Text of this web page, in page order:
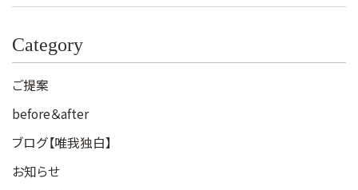
Category
ご提案
before＆after
ブログ【唯我独白】
お知らせ